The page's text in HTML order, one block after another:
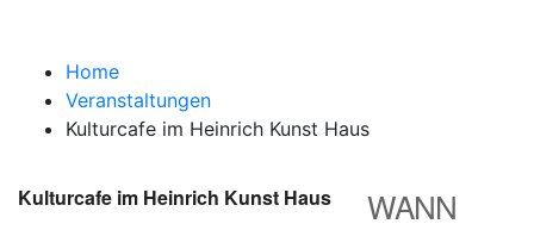
Home
Veranstaltungen
Kulturcafe im Heinrich Kunst Haus
WANN
Kulturcafe im Heinrich Kunst Haus